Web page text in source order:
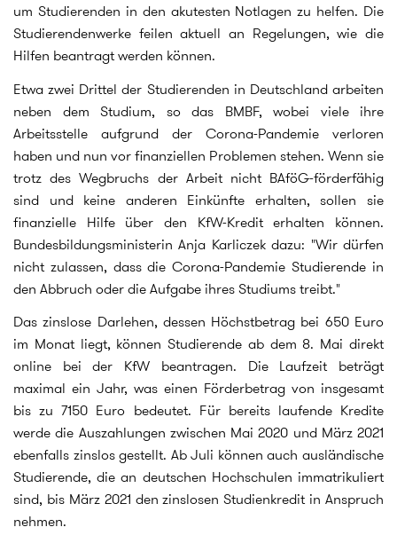
um Studierenden in den akutesten Notlagen zu helfen. Die
Studierendenwerke feilen aktuell an Regelungen, wie die
Hilfen beantragt werden können.
Etwa zwei Drittel der Studierenden in Deutschland arbeiten
neben dem Studium, so das BMBF, wobei viele ihre
Arbeitsstelle aufgrund der Corona-Pandemie verloren
haben und nun vor finanziellen Problemen stehen. Wenn sie
trotz des Wegbruchs der Arbeit nicht BAföG-förderfähig
sind und keine anderen Einkünfte erhalten, sollen sie
finanzielle Hilfe über den KfW-Kredit erhalten können.
Bundesbildungsministerin Anja Karliczek dazu: "Wir dürfen
nicht zulassen, dass die Corona-Pandemie Studierende in
den Abbruch oder die Aufgabe ihres Studiums treibt."
Das zinslose Darlehen, dessen Höchstbetrag bei 650 Euro
im Monat liegt, können Studierende ab dem 8. Mai direkt
online bei der KfW beantragen. Die Laufzeit beträgt
maximal ein Jahr, was einen Förderbetrag von insgesamt
bis zu 7150 Euro bedeutet. Für bereits laufende Kredite
werde die Auszahlungen zwischen Mai 2020 und März 2021
ebenfalls zinslos gestellt. Ab Juli können auch ausländische
Studierende, die an deutschen Hochschulen immatrikuliert
sind, bis März 2021 den zinslosen Studienkredit in Anspruch
nehmen.